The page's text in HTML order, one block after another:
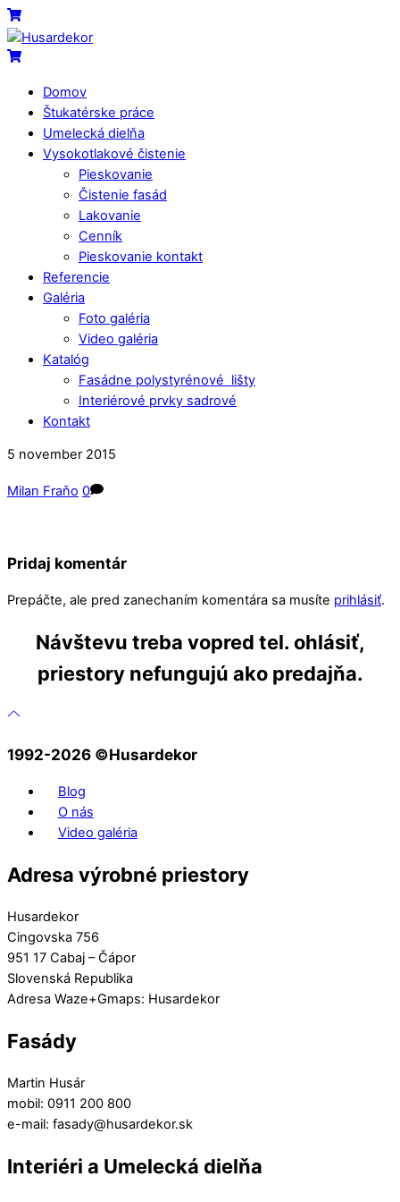
Skip
to
content
Menu
Cart
Cart
Domov
Štukatérske práce
Umelecká dielňa
Vysokotlakové čistenie
Pieskovanie
Čistenie fasád
Lakovanie
Cenník
Pieskovanie kontakt
Referencie
Galéria
Foto galéria
Video galéria
Katalóg
Fasádne polystyrénové lišty
Interiérové prvky sadrové
Kontakt
Close
Close
5 november 2015
Milan Fraňo 0
Pridaj komentár
Prepáčte, ale pred zanechaním komentára sa musíte prihlásiť.
Návštevu treba vopred tel. ohlásiť,
priestory nefungujú ako predajňa.
1992-2026 ©️Husardekor
Blog
O nás
Video galéria
Adresa výrobné priestory
Husardekor
Cingovska 756
951 17 Cabaj – Čápor
Slovenská Republika
Adresa Waze+Gmaps: Husardekor
Fasády
Martin Husár
mobil: 0911 200 800
e-mail: fasady@husardekor.sk
Interiéri a Umelecká dielňa